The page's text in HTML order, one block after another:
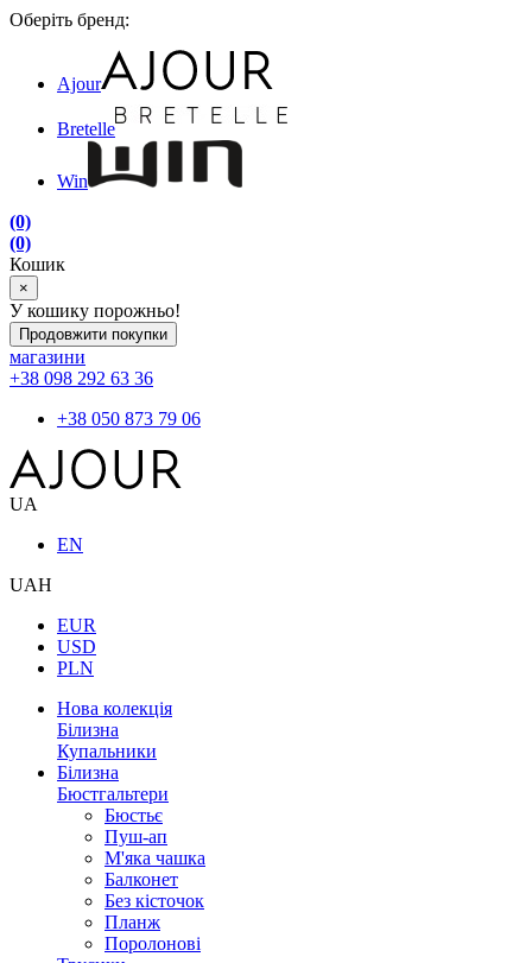
Оберіть бренд:
Ajour
Bretelle
Win
(0)
(0)
Кошик
×
У кошику порожньо!
Продовжити покупки
магазини
+38 098 292 63 36
+38 050 873 79 06
UA
EN
UAH
EUR
USD
PLN
Нова колекція
Білизна
Купальники
Білизна
Бюстгальтери
Бюстьє
Пуш-ап
М'яка чашка
Балконет
Без кісточок
Планж
Поролонові